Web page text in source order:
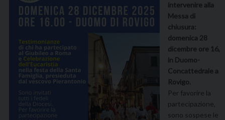
intervenire alla
Messa di
chiusura:
domenica 28
dicembre ore 16,
in Duomo-
Concattedrale a
Rovigo.
Per favorire la
partecipazione,
sono sospese le